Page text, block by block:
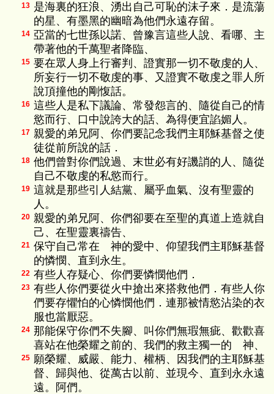
13 是海裏的狂浪、湧出自己可恥的沫子來．是流蕩
的星、有墨黑的幽暗為他們永遠存留。
14 亞當的七世孫以諾、曾豫言這些人說、看哪、主
帶著他的千萬聖者降臨、
15 要在眾人身上行審判、證實那一切不敬虔的人、
所妄行一切不敬虔的事、又證實不敬虔之罪人所
說頂撞他的剛愎話。
16 這些人是私下議論、常發怨言的、隨從自己的情
慾而行、口中說誇大的話、為得便宜諂媚人。
17 親愛的弟兄阿、你們要記念我們主耶穌基督之使
徒從前所說的話．
18 他們曾對你們說過、末世必有好譏誚的人、隨從
自己不敬虔的私慾而行。
19 這就是那些引人結黨、屬乎血氣、沒有聖靈的
人。
20 親愛的弟兄阿、你們卻要在至聖的真道上造就自
己、在聖靈裏禱告、
21 保守自己常在 神的愛中、仰望我們主耶穌基督
的憐憫、直到永生。
22 有些人存疑心、你們要憐憫他們．
23 有些人你們要從火中搶出來搭救他們．有些人你
們要存懼怕的心憐憫他們．連那被情慾沾染的衣
服也當厭惡。
24 那能保守你們不失腳、叫你們無瑕無疵、歡歡喜
喜站在他榮耀之前的、我們的救主獨一的 神、
25 願榮耀、威嚴、能力、權柄、因我們的主耶穌基
督、歸與他、從萬古以前、並現今、直到永永遠
遠。阿們。